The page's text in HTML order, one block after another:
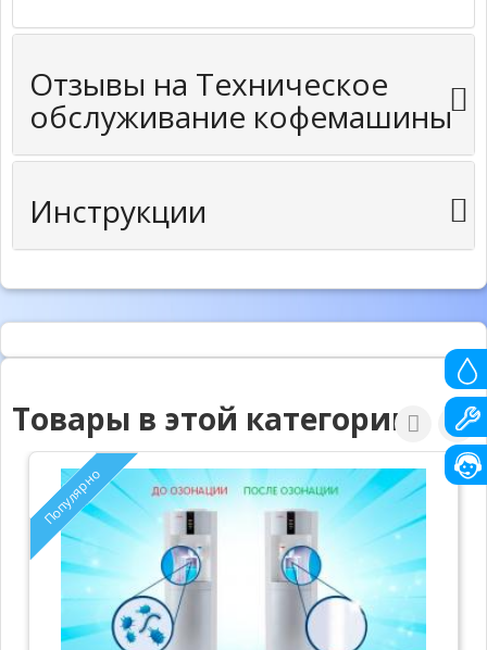
Отзывы на Техническое
обслуживание кофемашины
Инструкции
Товары в этой категории
Популярно